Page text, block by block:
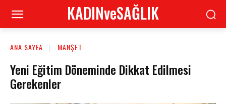
KADINveSAĞLIK
ANA SAYFA MANŞET
Yeni Eğitim Döneminde Dikkat Edilmesi
Gerekenler